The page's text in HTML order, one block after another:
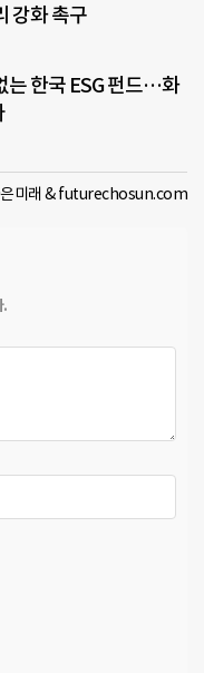
강화 촉구
는 한국 ESG 펀드…화
미래 & futurechosun.com